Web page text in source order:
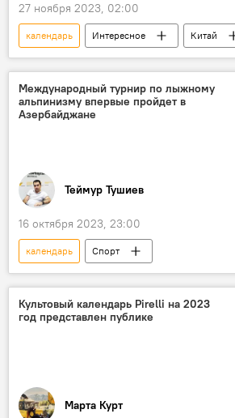
27 ноября 2023, 02:00
календарь Интересное
Китай
Новый год
цвет Мода и
Международный турнир по лыжному
альпинизму впервые пройдет в
Азербайджане
Теймур Тушиев
16 октября 2023, 23:00
календарь
Спорт
Федерация зимних видов спорта
Турнир
лыжный альпинизм
Культовый календарь Pirelli на 2023
год представлен публике
Марта Курт